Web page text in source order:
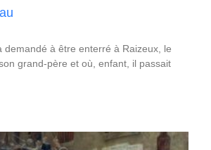
demandé à être enterré à Raizeux, le
grand-père et où, enfant, il passait